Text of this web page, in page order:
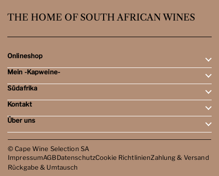
THE HOME OF SOUTH AFRICAN WINES
Onlineshop
Rotweine
Weissweine
Schaumweine
Tasting-Sets
Dessert- & Port-Weine
Mein -Kapweine-
Mein Konto
Meine Bestellungen
Wunschliste
Südafrika
Weingebiete
Weingüter
Weinbewertungen
Reisen
Kontakt
Öffnungszeiten
Kontakt
Über uns
Kapweine
Team
Jobs
Newsletter
© Cape Wine Selection SA
ImpressumAGBDatenschutzCookie RichtlinienZahlung & Versand
Rückgabe & Umtausch